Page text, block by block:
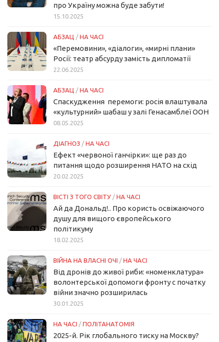
про Україну можна буде забути!
15.10.2025
АБЗАЦ / НА ЧАСІ
«Перемовини», «діалоги», «мирні плани»
Росії: театр абсурду замість дипломатії
22.06.2025
АБЗАЦ / НА ЧАСІ
Спаскудження перемоги: росія влаштувала
«культурний» шабаш у залі Генасамблеї ООН
08.05.2025
ДІАГНОЗ / НА ЧАСІ
Ефект «червоної ганчірки»: ще раз до
питання щодо розширення НАТО на схід
20.02.2025
ВІСТІ З ТОГО СВІТУ / НА ЧАСІ
Ай да Дональд!.. Про користь освіжаючого
душу для вищого європейського
політикуму
18.02.2025
ВІЙНА НА ВЛАСНІ ОЧІ / НА ЧАСІ
Від дронів до живої риби: «номенклатура»
волонтерської допомоги фронту с початку
війни значно розширилась
30.01.2025
НА ЧАСІ / ПОЛІТАНАТОМІЯ
2025-й. Рік глобального тиску на Москву?